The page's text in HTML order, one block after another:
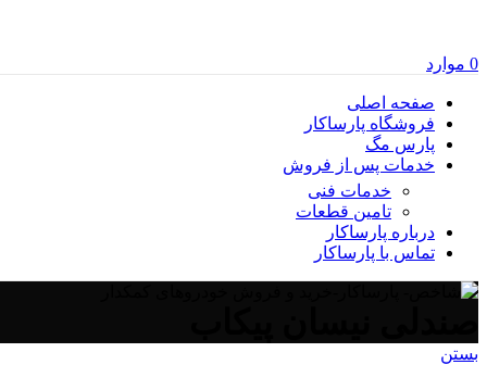
0 موارد
صفحه اصلی
فروشگاه پارساکار
پارس مگ
خدمات پس از فروش
خدمات فنی
تامین قطعات
درباره پارساکار
تماس با پارساکار
بستن